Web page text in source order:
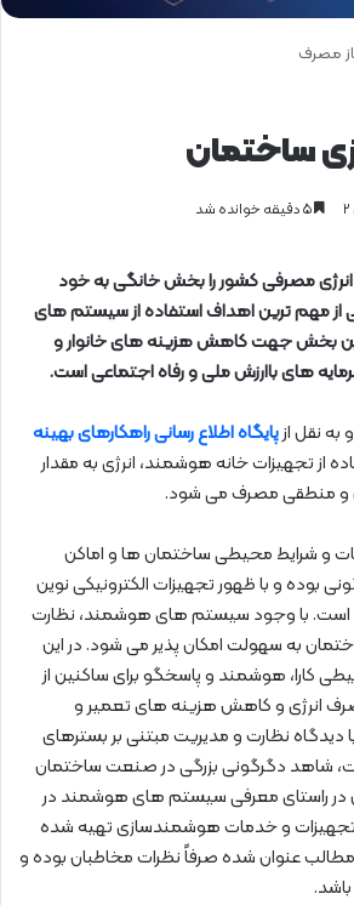
مصرف
ساختمان
۲
که حدود 40% از انرژی مصرفی کشور را بخش خانگی به خود
مهم ترین اهداف استفاده از سیستم های
بخش جهت کاهش هزینه های خانوار و
های باارزش ملی و رفاه اجتماعی است.
و به نقل ازپایگاه اطلاع رسانی راهکارهای بهینه
از تجهیزات خانه هوشمند، انرژی به مقدار
و منطقی مصرف می شود.
و شرایط محیطی ساختمان ها و اماکن
بوده و با ظهور تجهیزات الکترونیکی نوین
است. با وجود سیستم های هوشمند، نظارت
به سهولت امکان پذیر می شود. در این
کارا، هوشمند و پاسخگو برای ساکنین از
انرژی و کاهش هزینه های تعمیر و
دیدگاه نظارت و مدیریت مبتنی بر بسترهای
شاهد دگرگونی بزرگی در صنعت ساختمان
در راستای معرفی سیستم های هوشمند در
تجهیزات و خدمات هوشمندسازی تهیه شده
مطالب عنوان شده صرفاً نظرات مخاطبان بوده و